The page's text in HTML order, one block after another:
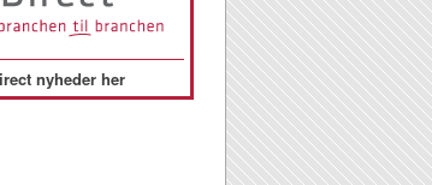
nyheder her